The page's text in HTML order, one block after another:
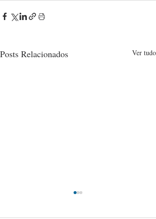
Posts Relacionados Ver tudo